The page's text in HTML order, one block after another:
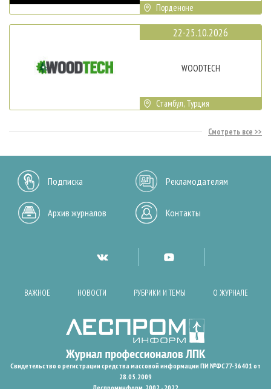
Порденоне
22-25.10.2026
WOODTECH
Стамбул, Турция
Смотреть все
Подписка Рекламодателям
Архив журналов Контакты
ВАЖНОЕ НОВОСТИ РУБРИКИ И ТЕМЫ О ЖУРНАЛЕ
Свидетельство о регистрации средства массовой информации ПИ №ФС77-36401 от
28.05.2009